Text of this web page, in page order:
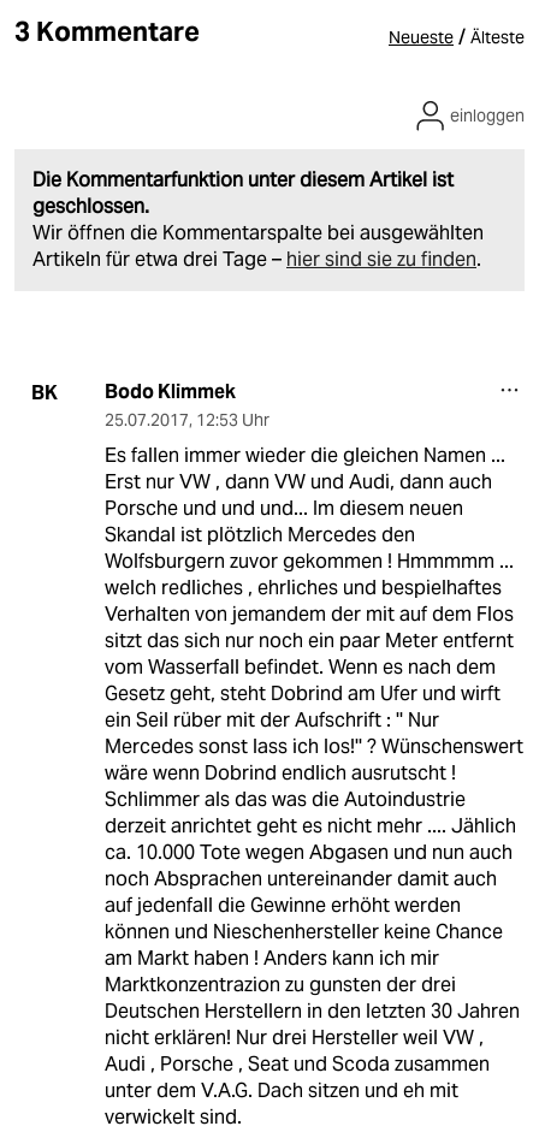
3 Kommentare Neueste / Älteste
Die Kommentarfunktion unter diesem Artikel ist
geschlossen.
Wir öffnen die Kommentarspalte bei ausgewählten
Artikeln für etwa drei Tage – hier sind sie zu finden.
einloggen
BK Bodo Klimmek
25.07.2017, 12:53 Uhr
Es fallen immer wieder die gleichen Namen ...
Erst nur VW , dann VW und Audi, dann auch
Porsche und und und... Im diesem neuen
Skandal ist plötzlich Mercedes den
Wolfsburgern zuvor gekommen ! Hmmmmm ...
welch redliches , ehrliches und bespielhaftes
Verhalten von jemandem der mit auf dem Flos
sitzt das sich nur noch ein paar Meter entfernt
vom Wasserfall befindet. Wenn es nach dem
Gesetz geht, steht Dobrind am Ufer und wirft
ein Seil rüber mit der Aufschrift : '' Nur
Mercedes sonst lass ich los!'' ? Wünschenswert
wäre wenn Dobrind endlich ausrutscht !
Schlimmer als das was die Autoindustrie
derzeit anrichtet geht es nicht mehr .... Jählich
ca. 10.000 Tote wegen Abgasen und nun auch
noch Absprachen untereinander damit auch
auf jedenfall die Gewinne erhöht werden
können und Nieschenhersteller keine Chance
am Markt haben ! Anders kann ich mir
Marktkonzentrazion zu gunsten der drei
Deutschen Herstellern in den letzten 30 Jahren
nicht erklären! Nur drei Hersteller weil VW ,
Audi , Porsche , Seat und Scoda zusammen
unter dem V.A.G. Dach sitzen und eh mit
verwickelt sind.